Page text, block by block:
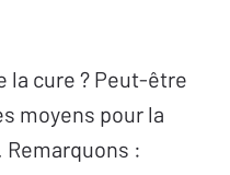
la cure ? Peut-être
moyens pour la
: